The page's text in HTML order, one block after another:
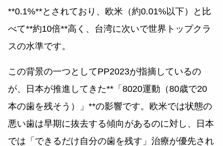
**0.1%**とされており、欧米（約0.01%以下）と比
べて**約10倍**高く、台湾に次いで世界トップクラ
スの水準です。
この背景の一つとしてPP2023が指摘しているの
が、日本が推進してきた**「8020運動（80歳で20
本の歯を残そう）」**の影響です。欧米では状態の
悪い歯は早期に抜去する傾向があるのに対し、日本
では「できるだけ自分の歯を残す」治療が優先され